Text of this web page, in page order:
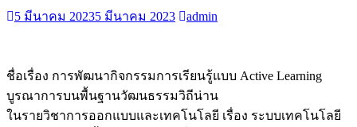
5 มีนาคม 20235 มีนาคม 2023 admin
ชื่อเรื่อง การพัฒนากิจกรรมการเรียนรู้แบบ Active Learning
บูรณาการบนพื้นฐานวัฒนธรรมวิถีน่าน
ในรายวิชาการออกแบบและเทคโนโลยี เรื่อง ระบบเทคโนโลยี